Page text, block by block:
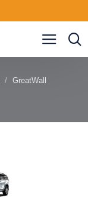
GreatWall